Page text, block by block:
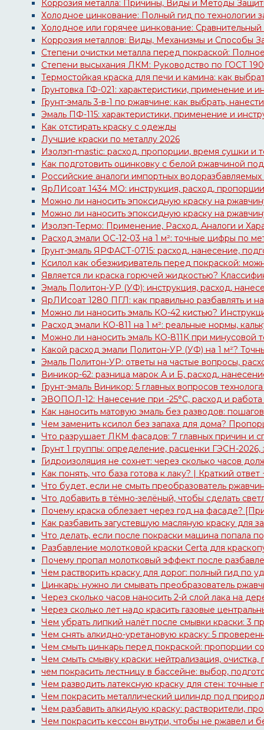
Коррозия металла: Причины, Виды и Методы
Холодное цинкование: Полный гид по технологии
Холодное или горячее цинкование:
Коррозия металлов: Виды, Механизмы и Способы
Степени очистки металла перед покраской:
Степени высыхания ЛКМ: Руководство по ГОСТ
Термостойкая краска для печи и камина: как
Грунтовка ГФ-021: характеристики, применение и
Грунт-эмаль 3-в-1 по ржавчине: как выбрать,
Эмаль ПФ-115: характеристики, применение и
Как отстирать краску с одежды
Лучшие краски по металлу 2026
Изолэп-mastic: расход, пропорции, время сушки и
Как подготовить оцинковку с белой ржавчиной
Российские аналоги импортных
ЯрЛИсоат 1434 МО: инструкция, расход,
Можно ли наносить эпоксидную краску на
Можно ли наносить эпоксидную краску на
Изолэп-Термо: Применение, Расход, Аналоги и
Расход эмали ОС-12-03 на 1 м²: точные цифры по
Грунт-эмаль ЯРФАСТ-0715: расход, нанесение,
Ксилол как обезжириватель перед покраской:
Является ли краска горючей жидкостью?
Эмаль Политон-УР (УФ): инструкция, расход,
ЯрЛИсоат 1280 ПГЛ: как правильно разбавлять и
Можно ли наносить эмаль КО-42 кистью?
Расход эмали КО-811 на 1 м²: реальные нормы,
Можно ли наносить эмаль КО-811К при минусовой
Какой расход эмали Политон-УР (УФ) на 1 м²?
Эмаль Политон-УР: ответы на частые вопросы,
Виникор-62: разница марок А и Б, расход,
Грунт-эмаль Виникор: 5 главных вопросов
ЭВОПОЛ-12: Нанесение при -25°C, расход и
Как наносить матовую эмаль без разводов:
Чем заменить ксилол без запаха для дома?
Что разрушает ЛКМ фасадов: 7 главных причин и
Грунт 1 группы: определение, расценки ГЭСН-
Гидроизоляция не сохнет: через сколько часов
Как понять, что база готова к лаку? | Краткий
Что будет, если не смыть преобразователь
Что добавить в тёмно-зелёный, чтобы сделать
Почему краска облезает через год на фасаде?
Как разбавить загустевшую масляную краску для
Что делать, если после покраски машина попала
Разбавление молотковой краски Certa для
Почему пропал молотковый эффект после
Чем растворить краску для дорог: полный гид по
Цинкарь: нужно ли смывать преобразователь
Через сколько часов наносить 2-й слой лака на
Через сколько лет надо красить газовые
Чем убрать липкий налёт после смывки краски: 3
Чем снять алкидно-уретановую краску: 5
Чем смыть цинкарь перед покраской: пропорции
Чем смыть смывку краски: нейтрализация, очистка,
чем покрасить лестницу в бассейне: выбор,
Чем разводить латексную краску для стен:
Чем покрасить металлический цилиндр под
Чем разбавить алкидную краску: растворители,
Чем покрасить кессон внутри, чтобы не ржавел и